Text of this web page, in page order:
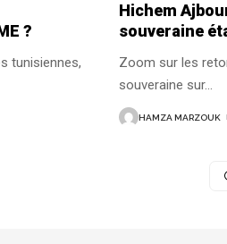
?
tunisiennes,
Hichem
souveraine
Zoom sur les
souveraine sur…
HAMZA MARZOUK